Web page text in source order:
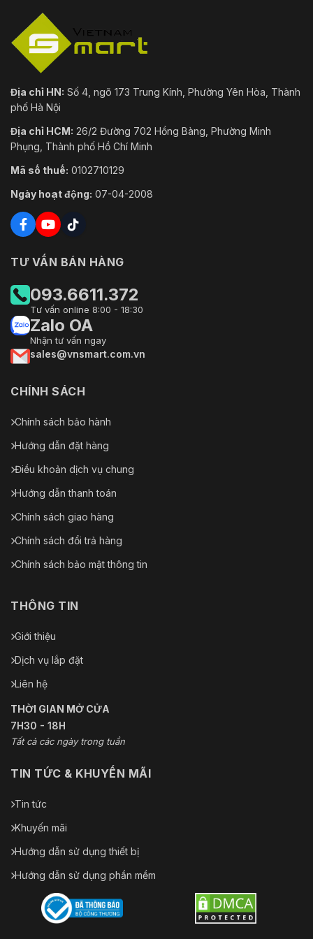
Chinese, Thai, Vietnamese, Japanese, Latvian,
Lithuanian, Portuguese (Brazil)
Nguồn
Tiêu thụ
Nhiệt độ/
Độ ẩm
hoặc thấp hơn
Cấp độ
thước
12.99")
Trọng
lượng
Chứng
2014;
IC: ICES-003: Issue 7;
KC: KN32: 2015, KN35: 2015
An toàn
CB: IEC 62368-1: 2014+A11;
Bảng
khoảng
cách phát
năng
Phạm vi
VCA cho
con người
Phạm vi
VCA cho
phương
Phê duyệt
chống nổ
Địa chỉ HN: Số 4, ngõ 173 Trung Kính, Phường Yên Hòa, Thành
phố Hà Nội
Địa chỉ HCM: 26/2 Đường 702 Hồng Bàng, Phường Minh
Phụng, Thành phố Hồ Chí Minh
Mã số thuế: 0102710129
Ngày hoạt động: 07-04-2008
TƯ VẤN BÁN HÀNG
093.6611.372
Tư vấn online 8:00 - 18:30
Zalo OA
Nhận tư vấn ngay
sales@vnsmart.com.vn
CHÍNH SÁCH
Chính sách bảo hành
Hướng dẫn đặt hàng
Điều khoản dịch vụ chung
Hướng dẫn thanh toán
Chính sách giao hàng
Chính sách đổi trả hàng
Chính sách bảo mật thông tin
THÔNG TIN
Giới thiệu
Dịch vụ lắp đặt
Liên hệ
THỜI GIAN MỞ CỬA
7H30 - 18H
Tất cả các ngày trong tuần
TIN TỨC & KHUYẾN MÃI
Tin tức
Khuyến mãi
Hướng dẫn sử dụng thiết bị
Hướng dẫn sử dụng phần mềm